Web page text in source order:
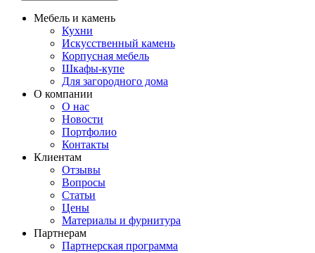
Мебель и камень
Кухни
Искусственный камень
Корпусная мебель
Шкафы-купе
Для загородного дома
О компании
О нас
Новости
Портфолио
Контакты
Клиентам
Отзывы
Вопросы
Статьи
Цены
Материалы и фурнитура
Партнерам
Партнерская программа